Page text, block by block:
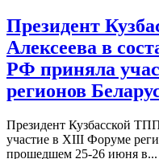
Президент
Алексеева в
РФ приняла
регионов
Президент Кузбасской
участие в XIII Форуме
прошедшем 25-26 июня в...